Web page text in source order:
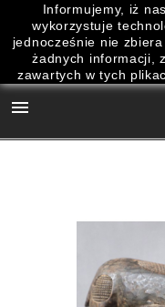

Informujemy, iż
wykorzystuje
jednocześnie nie
żadnych informacji,
zawartych w tych